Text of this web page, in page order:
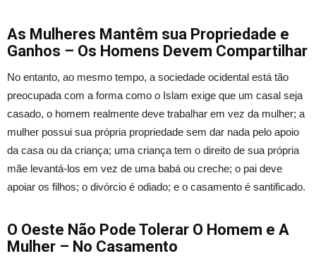
As Mulheres Mantêm sua Propriedade e
Ganhos – Os Homens Devem Compartilhar
No entanto, ao mesmo tempo, a sociedade ocidental está tão
preocupada com a forma como o Islam exige que um casal seja
casado, o homem realmente deve trabalhar em vez da mulher; a
mulher possui sua própria propriedade sem dar nada pelo apoio
da casa ou da criança; uma criança tem o direito de sua própria
mãe levantá-los em vez de uma babá ou creche; o pai deve
apoiar os filhos; o divórcio é odiado; e o casamento é santificado.
O Oeste Não Pode Tolerar O Homem e A
Mulher – No Casamento